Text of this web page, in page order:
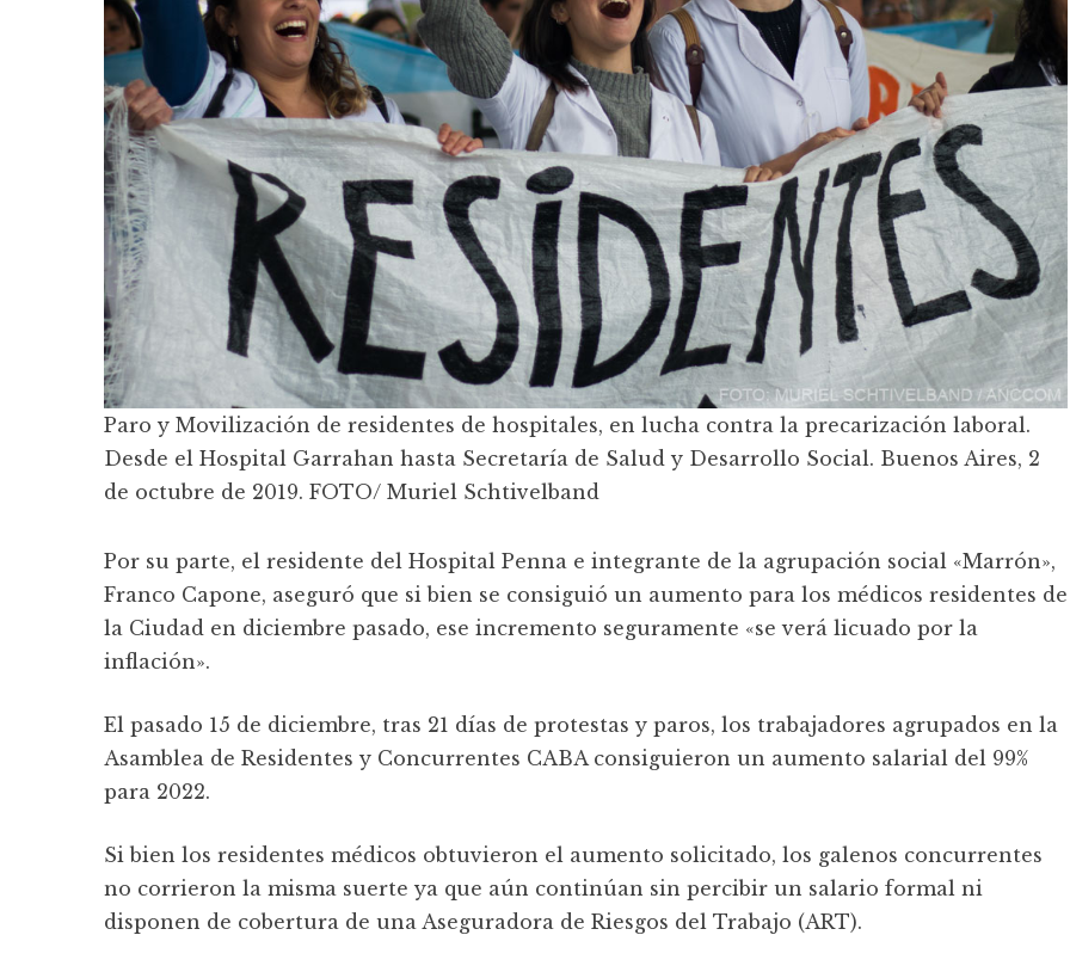
Paro y Movilización de residentes de hospitales, en lucha contra la precarización laboral.
Desde el Hospital Garrahan hasta Secretaría de Salud y Desarrollo Social. Buenos Aires, 2
de octubre de 2019. FOTO/ Muriel Schtivelband
Por su parte, el residente del Hospital Penna e integrante de la agrupación social «Marrón»,
Franco Capone, aseguró que si bien se consiguió un aumento para los médicos residentes de
la Ciudad en diciembre pasado, ese incremento seguramente «se verá licuado por la
inflación».
El pasado 15 de diciembre, tras 21 días de protestas y paros, los trabajadores agrupados en la
Asamblea de Residentes y Concurrentes CABA consiguieron un aumento salarial del 99%
para 2022.
Si bien los residentes médicos obtuvieron el aumento solicitado, los galenos concurrentes
no corrieron la misma suerte ya que aún continúan sin percibir un salario formal ni
disponen de cobertura de una Aseguradora de Riesgos del Trabajo (ART).